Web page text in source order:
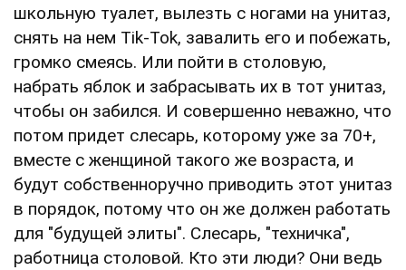
школьную туалет, вылезть с ногами на унитаз,
снять на нем Tik-Tok, завалить его и побежать,
громко смеясь. Или пойти в столовую,
набрать яблок и забрасывать их в тот унитаз,
чтобы он забился. И совершенно неважно, что
потом придет слесарь, которому уже за 70+,
вместе с женщиной такого же возраста, и
будут собственноручно приводить этот унитаз
в порядок, потому что он же должен работать
для "будущей элиты". Слесарь, "техничка",
работница столовой. Кто эти люди? Они ведь